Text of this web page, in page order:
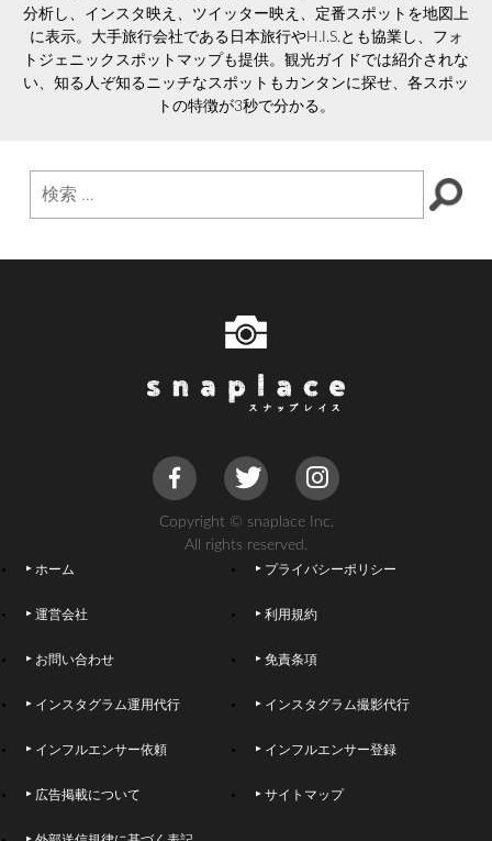
分析し、インスタ映え、ツイッター映え、定番スポットを地図上
に表示。大手旅行会社である日本旅行やH.I.S.とも協業し、フォ
トジェニックスポットマップも提供。観光ガイドでは紹介されな
い、知る人ぞ知るニッチなスポットもカンタンに探せ、各スポッ
トの特徴が3秒で分かる。
Copyright © snaplace Inc.
All rights reserved.
ホーム プライバシーポリシー
運営会社 利用規約
お問い合わせ 免責条項
インスタグラム運用代行 インスタグラム撮影代行
インフルエンサー依頼 インフルエンサー登録
広告掲載について サイトマップ